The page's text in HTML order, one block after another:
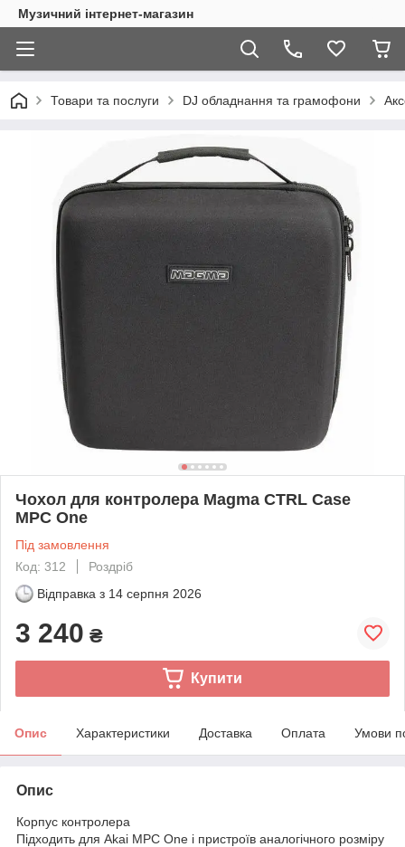
Музичний інтернет-магазин
Товари та послуги DJ обладнання та грамофони
Чохол для контролера Magma CTRL Case
MPC One
Під замовлення
Код: 312
Роздріб
Відправка з 14 серпня 2026
3 240 ₴
Купити
Опис Характеристики Доставка Оплата Умови
Опис
Корпус контролера
Підходить для Akai MPC One і пристроїв аналогічного розміру